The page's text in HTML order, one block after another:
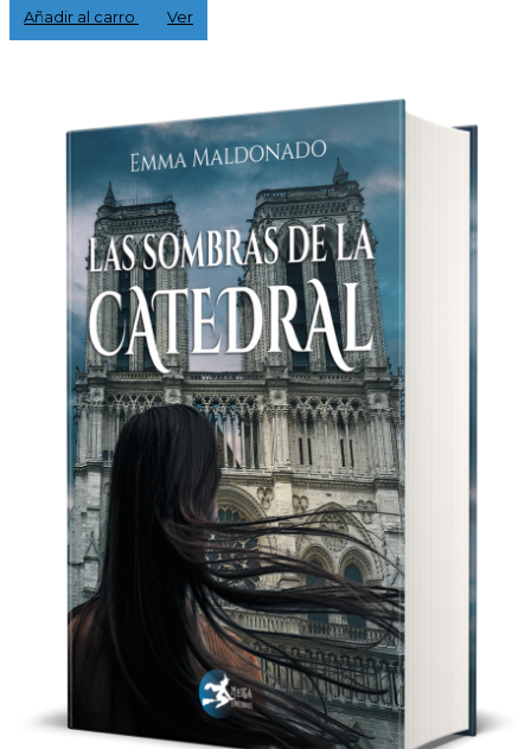
Añadir al carro
Ver